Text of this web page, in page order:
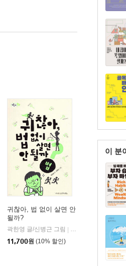
이 분
귀찮아, 법 없이 살면 안
될까?
곽한영 글/신병근 그림
나무를심는사람들
11,700원 (10% 할인)